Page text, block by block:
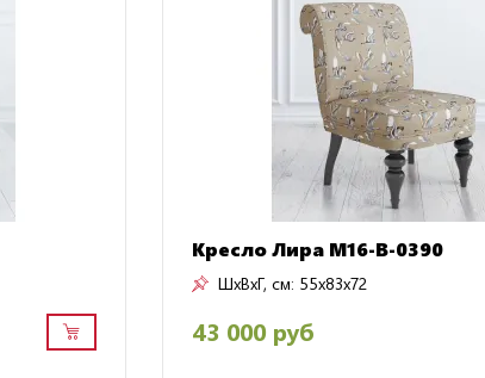
Кресло Лира M16-B-0390
ШxВxГ, см: 55x83x72
43 000 руб